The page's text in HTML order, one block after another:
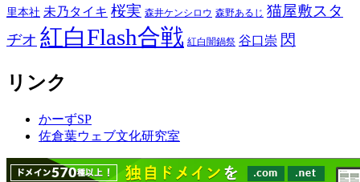
里本社 未乃タイキ 桜実 森井ケンシロウ 森野あるじ 猫屋敷スタ
ヂオ 紅白Flash合戦 紅白闇鍋祭 谷口崇 閃
リンク
かーずSP
佐倉葉ウェブ文化研究室